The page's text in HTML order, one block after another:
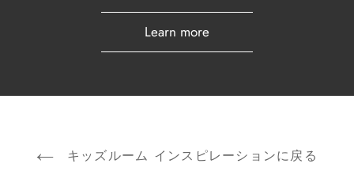
Learn more
キッズルーム インスピレーションに戻る